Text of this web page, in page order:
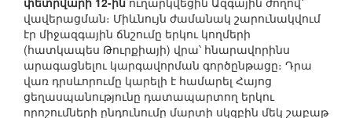
վավերացման։ Միևնույն ժամանակ շարունակվում
էր միջազգային ճնշումը երկու կողմերի
(հատկապես Թուրքիայի) վրա՝ հնարավորինս
արագացնելու կարգավորման գործընթացը։ Դրա
վառ դրսևորումը կարելի է համարել Հայոց
ցեղասպանությունը դատապարտող երկու
որոշումների ընդունումը մարտի սկզբին մեկ շաբաթ